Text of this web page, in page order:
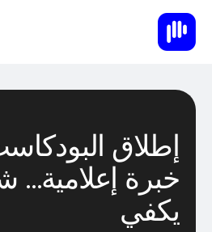
إطلاق
خبرة
يكفي